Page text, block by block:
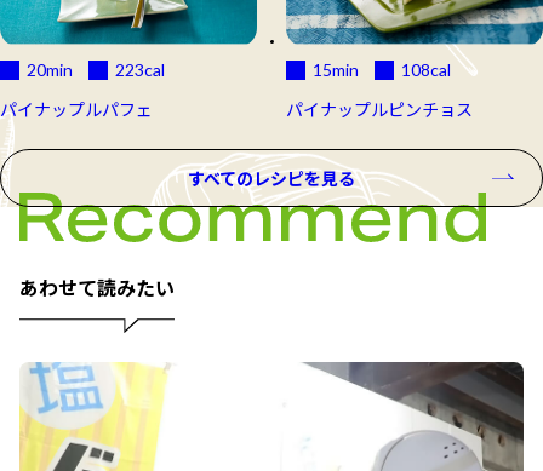
20min 223cal
パイナップルパフェ
15min 108cal
パイナップルピンチョス
すべてのレシピを見る
あわせて読みたい